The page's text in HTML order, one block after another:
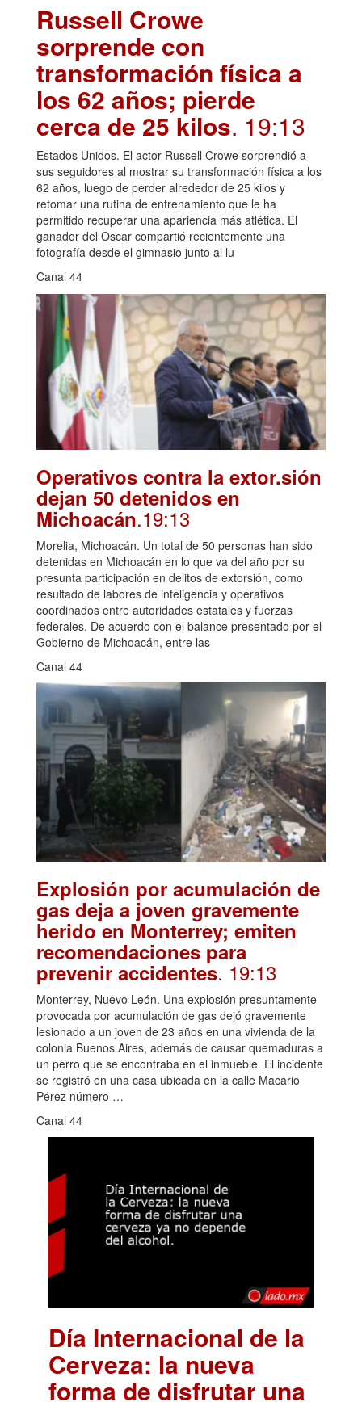
Russell Crowe
sorprende con
transformación física a
los 62 años; pierde
cerca de 25 kilos. 19:13
Estados Unidos. El actor Russell Crowe sorprendió a
sus seguidores al mostrar su transformación física a los
62 años, luego de perder alrededor de 25 kilos y
retomar una rutina de entrenamiento que le ha
permitido recuperar una apariencia más atlética. El
ganador del Oscar compartió recientemente una
fotografía desde el gimnasio junto al lu
Canal 44
Operativos contra la extor.sión
dejan 50 detenidos en
Michoacán.19:13
Morelia, Michoacán. Un total de 50 personas han sido
detenidas en Michoacán en lo que va del año por su
presunta participación en delitos de extorsión, como
resultado de labores de inteligencia y operativos
coordinados entre autoridades estatales y fuerzas
federales. De acuerdo con el balance presentado por el
Gobierno de Michoacán, entre las
Canal 44
Explosión por acumulación de
gas deja a joven gravemente
herido en Monterrey; emiten
recomendaciones para
prevenir accidentes. 19:13
Monterrey, Nuevo León. Una explosión presuntamente
provocada por acumulación de gas dejó gravemente
lesionado a un joven de 23 años en una vivienda de la
colonia Buenos Aires, además de causar quemaduras a
un perro que se encontraba en el inmueble. El incidente
se registró en una casa ubicada en la calle Macario
Pérez número …
Canal 44
Día Internacional de la
Cerveza: la nueva
forma de disfrutar una